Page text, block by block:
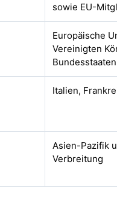
sowie EU-
Europäische
Vereinigten
Bundesstaaten
Italien,
Asien-Pazifik
Verbreitung